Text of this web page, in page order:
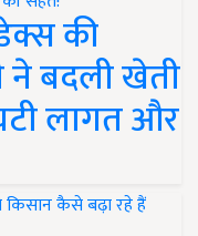
की
ने बदली खेती
लागत और